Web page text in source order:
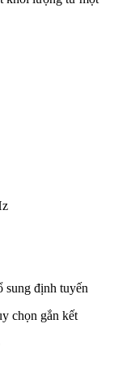
sung định tuyến
chọn gắn kết